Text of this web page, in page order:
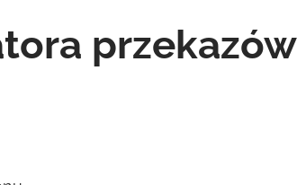
przekazów